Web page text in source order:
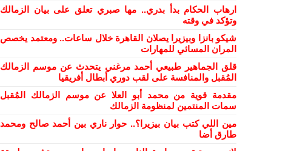
ارهاب الحكام بدأ بدري.. مها صبري تعلق على بيان الزمالك
وتؤكد في وقته
شيكو بانزا وبيزيرا يصلان القاهرة خلال ساعات.. ومعتمد يخصص
المران المسائي للمهارات
قلق الجماهير طبيعي أحمد مرغني يتحدث عن موسم الزمالك
المُقبل والمنافسة على لقب دوري أبطال أفريقيا
مقدمة قوية من محمد أبو العلا عن موسم الزمالك المُقبل
سمات المنتمين لمنظومة الزمالك
مين اللي كتب بيان بيزيرا؟.. حوار ناري بين أحمد صالح ومحمد
طارق أضا